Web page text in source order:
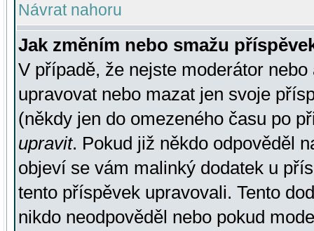
Návrat nahoru
Jak změním nebo smažu
V případě, že nejste moderátor
upravovat nebo mazat jen svoje
(někdy jen do omezeného času po
upravit. Pokud již někdo odpověděl
objeví se vám malinký dodatek u
tento příspěvek upravovali. Tento
nikdo neodpověděl nebo pokud